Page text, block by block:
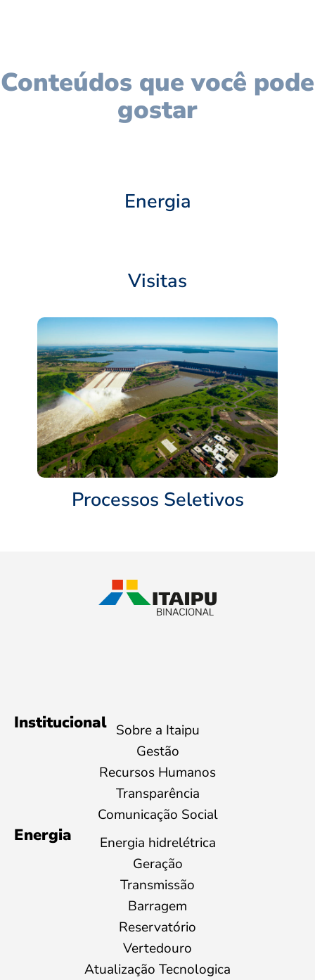
Conteúdos que você pode
gostar
Energia
Visitas
Processos Seletivos
Institucional Sobre a Itaipu
Gestão
Recursos Humanos
Transparência
Comunicação Social
Energia
Energia hidrelétrica
Geração
Transmissão
Barragem
Reservatório
Vertedouro
Atualização Tecnologica